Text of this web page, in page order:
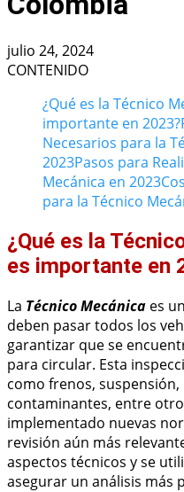
julio 24, 2024
CONTENIDO
¿Qué es la Técnico
importante en 2023?
Necesarios para la
2023Pasos para
Mecánica en 2023
para la Técnico
¿Qué es la
es importante en
La Técnico Mecánica es
deben pasar todos los
garantizar que se
para circular. Esta
como frenos, suspensión,
contaminantes, entre
implementado nuevas
revisión aún más
aspectos técnicos y se
asegurar un análisis más